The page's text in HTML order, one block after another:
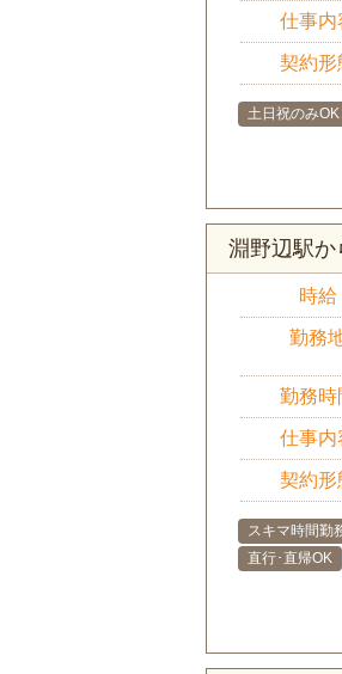
仕事内
契約形
土日祝のみOK
淵野辺駅
時給
勤務
勤務時
仕事内
契約形
スキマ時間勤
直行･直帰OK